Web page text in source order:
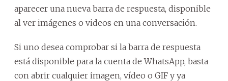
aparecer una nueva barra de respuesta, disponible
al ver imágenes o videos en una conversación.
Si uno desea comprobar si la barra de respuesta
está disponible para la cuenta de WhatsApp, basta
con abrir cualquier imagen, vídeo o GIF y ya